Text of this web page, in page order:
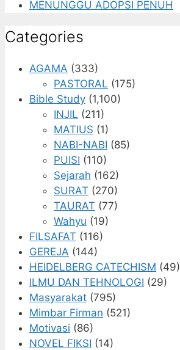
MENUNGGU ADOPSI PENUH
Categories
AGAMA (333)
PASTORAL (175)
Bible Study (1,100)
INJIL (211)
MATIUS (1)
NABI-NABI (85)
PUISI (110)
Sejarah (162)
SURAT (270)
TAURAT (77)
Wahyu (19)
FILSAFAT (116)
GEREJA (144)
HEIDELBERG CATECHISM (49)
ILMU DAN TEHNOLOGI (29)
Masyarakat (795)
Mimbar Firman (521)
Motivasi (86)
NOVEL FIKSI (14)